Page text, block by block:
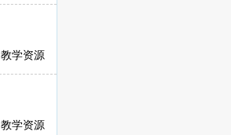
教学资源
教学资源